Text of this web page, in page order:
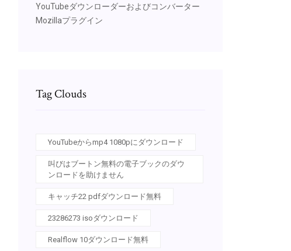
YouTubeダウンローダーおよびコンバーター
Mozillaプラグイン
Tag Clouds
YouTubeからmp4 1080pにダウンロード
叫びはブートン無料の電子ブックのダウ
ンロードを助けません
キャッチ22 pdfダウンロード無料
23286273 isoダウンロード
Realflow 10ダウンロード無料